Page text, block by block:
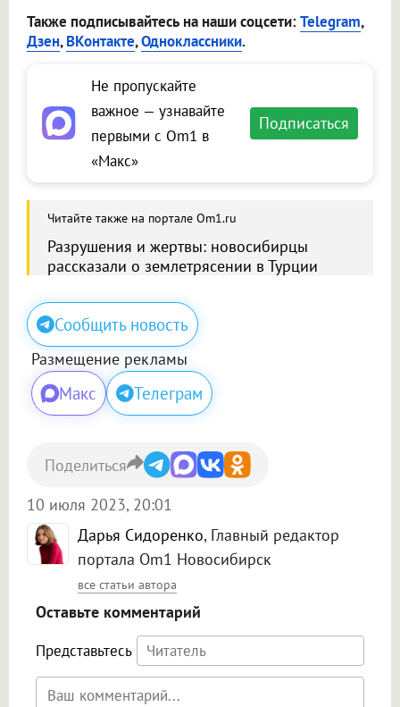
Также подписывайтесь на наши соцсети:Telegram,
Дзен,ВКонтакте,Одноклассники.
Не пропускайте
важное — узнавайте
первыми с Om1 в
«Макс»
Подписаться
Читайте также на портале Om1.ru
Разрушения и жертвы: новосибирцы
рассказали о землетрясении в Турции
Сообщить новость
Размещение рекламы
Макс Телеграм
Дарья Сидоренко, Главный редактор
портала Om1 Новосибирск
все статьи автора
10 июля 2023, 20:01
Поделиться
Оставьте комментарий
Представьтесь